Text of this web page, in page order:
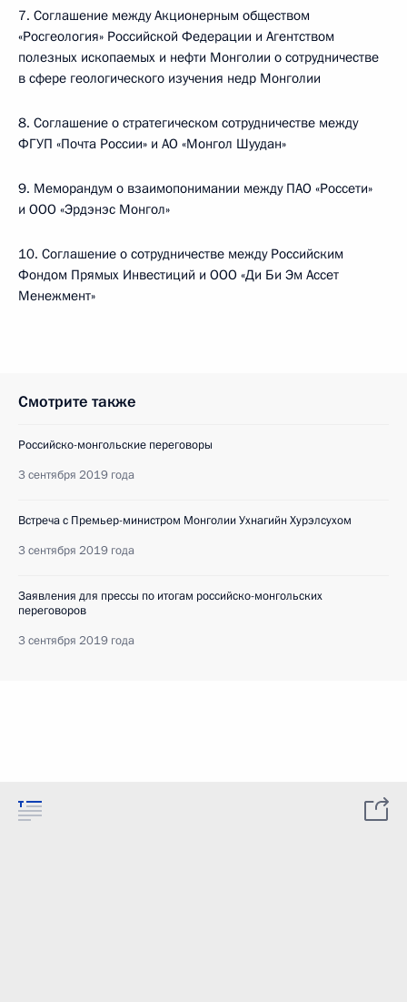
7. Соглашение между Акционерным обществом
«Росгеология» Российской Федерации и Агентством
полезных ископаемых и нефти Монголии о сотрудничестве
в сфере геологического изучения недр Монголии
8. Соглашение о стратегическом сотрудничестве между
ФГУП «Почта России» и АО «Монгол Шуудан»
9. Меморандум о взаимопонимании между ПАО «Россети»
и ООО «Эрдэнэс Монгол»
10. Соглашение о сотрудничестве между Российским
Фондом Прямых Инвестиций и ООО «Ди Би Эм Ассет
Менежмент»
Смотрите также
Российско-монгольские переговоры
3 сентября 2019 года
Встреча с Премьер-министром Монголии Ухнагийн Хурэлсухом
3 сентября 2019 года
Заявления для прессы по итогам российско-монгольских
переговоров
3 сентября 2019 года